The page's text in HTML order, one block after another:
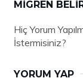
MIGREN
Hiç Yorum
İstermisiniz?
YORUM YAP